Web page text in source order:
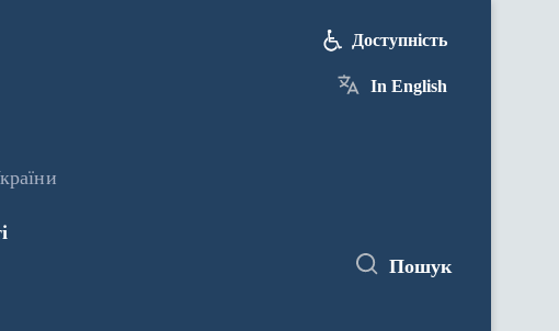
Доступність
In English
Пошук